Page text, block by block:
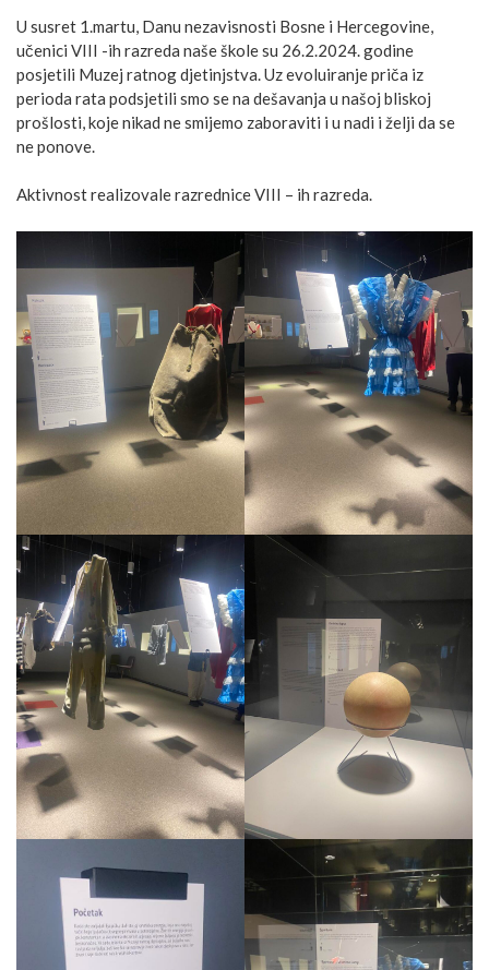
U susret 1.martu, Danu nezavisnosti Bosne i Hercegovine,
učenici VIII -ih razreda naše škole su 26.2.2024. godine
posjetili Muzej ratnog djetinjstva. Uz evoluiranje priča iz
perioda rata podsjetili smo se na dešavanja u našoj bliskoj
prošlosti, koje nikad ne smijemo zaboraviti i u nadi i želji da se
ne ponove.
Aktivnost realizovale razrednice VIII – ih razreda.